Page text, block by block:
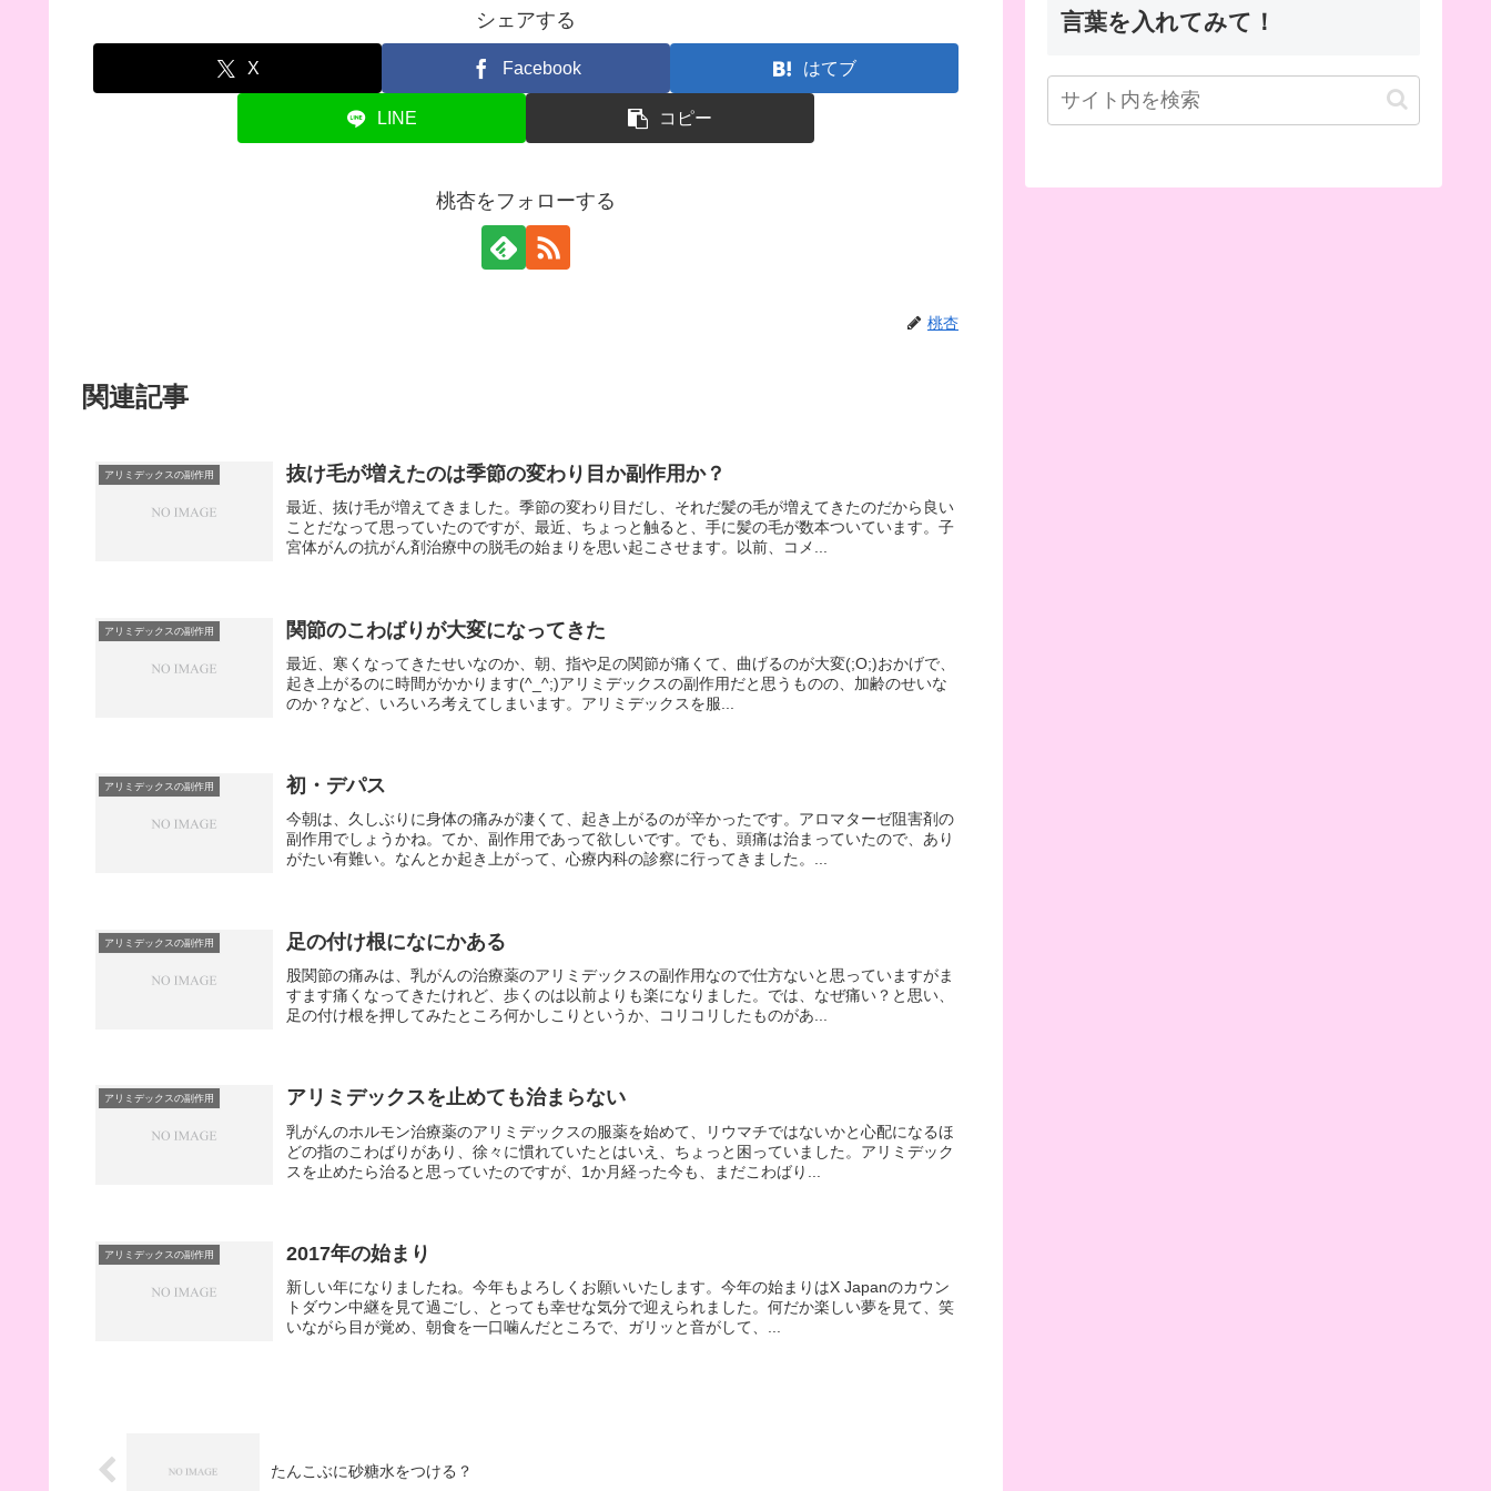
シェアする
X Facebook はてブ
LINE コピー
桃杏をフォローする
桃杏
関連記事
アリミデックスの副作用 抜け毛が増えたのは季節の変わり目か副作用か？
最近、抜け毛が増えてきました。季節の変わり目だし、それだ髪の毛が増えてきたのだから良い
ことだなって思っていたのですが、最近、ちょっと触ると、手に髪の毛が数本ついています。子
宮体がんの抗がん剤治療中の脱毛の始まりを思い起こさせます。以前、コメ...
アリミデックスの副作用 関節のこわばりが大変になってきた
最近、寒くなってきたせいなのか、朝、指や足の関節が痛くて、曲げるのが大変(;O;)おかげで、
起き上がるのに時間がかかります(^_^;)アリミデックスの副作用だと思うものの、加齢のせいな
のか？など、いろいろ考えてしまいます。アリミデックスを服...
アリミデックスの副作用 初・デパス
今朝は、久しぶりに身体の痛みが凄くて、起き上がるのが辛かったです。アロマターゼ阻害剤の
副作用でしょうかね。てか、副作用であって欲しいです。でも、頭痛は治まっていたので、あり
がたい有難い。なんとか起き上がって、心療内科の診察に行ってきました。...
アリミデックスの副作用 足の付け根になにかある
股関節の痛みは、乳がんの治療薬のアリミデックスの副作用なので仕方ないと思っていますがま
すます痛くなってきたけれど、歩くのは以前よりも楽になりました。では、なぜ痛い？と思い、
足の付け根を押してみたところ何かしこりというか、コリコリしたものがあ...
アリミデックスの副作用 アリミデックスを止めても治まらない
乳がんのホルモン治療薬のアリミデックスの服薬を始めて、リウマチではないかと心配になるほ
どの指のこわばりがあり、徐々に慣れていたとはいえ、ちょっと困っていました。アリミデック
スを止めたら治ると思っていたのですが、1か月経った今も、まだこわばり...
アリミデックスの副作用 2017年の始まり
新しい年になりましたね。今年もよろしくお願いいたします。今年の始まりはX Japanのカウン
トダウン中継を見て過ごし、とっても幸せな気分で迎えられました。何だか楽しい夢を見て、笑
いながら目が覚め、朝食を一口噛んだところで、ガリッと音がして、...
たんこぶに砂糖水をつける？
言葉を入れてみて！